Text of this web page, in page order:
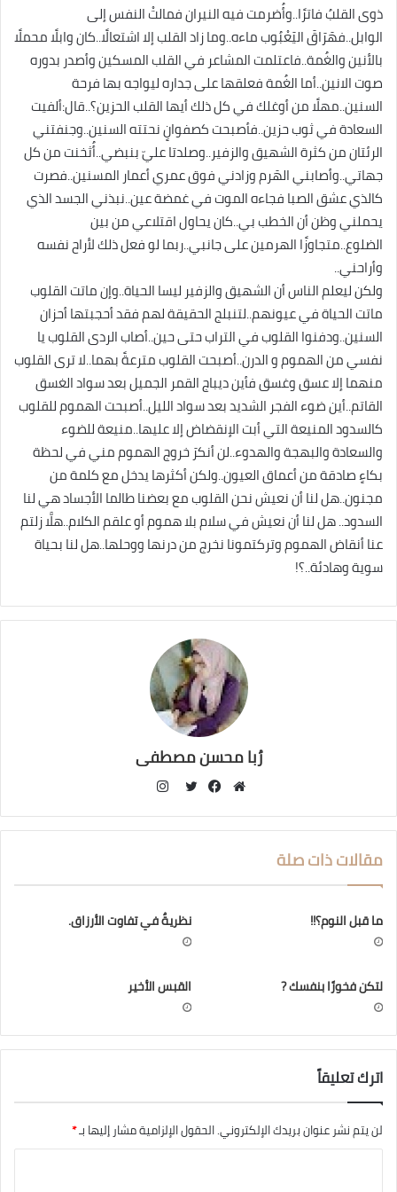
ذوى القلبُ فاترًا..وأُضرمت فيه النيران فمالتْ النفس إلى
الوابل..فهَرَاقَ اليَعْبُوب ماءه..وما زاد القلب إلا اشتعالًا..كان وابلًا محملًا
بالأنين والغُمة..فاعتلمت المشاعر في القلب المسكين وأصدر بدوره
صوت الانين..أما الغُمة فعلقها على جداره ليواجه بها فرحة
السنين..مهلًا من أوغلك في كل ذلك أيها القلب الحزين؟..قال:ألفيت
السعادة في ثوب حزين..فأصبحت كصفوانٍ نحتته السنين..وجنفتني
الرئتان من كثرة الشهيق والزفير..وصلدتا عليّ بنبضي..أُثخنت من كل
جهاتي..وأصابني الهَرم وزادني فوق عمري أعمار المسنين..فصرت
كالذي عشق الصبا فجاءه الموت في غمضة عين..نبذني الجسد الذي
يحملني وظن أن الخطب بي..كان يحاول اقتلاعي من بين
الضلوع..متجاوزًا الهرمين على جانبي..ربما لو فعل ذلك لأراح نفسه
وأراحني..
ولكن ليعلم الناس أن الشهيق والزفير ليسا الحياة..وإن ماتت القلوب
ماتت الحياة في عيونهم..لتنبلج الحقيقة لهم فقد أحجبتها أحزان
السنين..ودفنوا القلوب في التراب حتى حين..أصاب الردى القلوب يا
نفسي من الهموم و الدرن..أصبحت القلوب مترعةً بهما..لا ترى القلوب
منهما إلا عسق وغسق فأين ديباج القمر الجميل بعد سواد الغسق
القاتم..أين ضوء الفجر الشديد بعد سواد الليل..أصبحت الهموم للقلوب
كالسدود المنيعة التي أبت الإنقضاض إلا عليها..منيعة للضوء
والسعادة والبهجة والهدوء..لن أنكرَ خروج الهموم مني في لحظة
بكاءٍ صادقة من أعماق العيون..ولكن أكثرها يدخل مع كلمة من
مجنون..هل لنا أن نعيش نحن القلوب مع بعضنا طالما الأجساد هي لنا
السدود.. هل لنا أن نعيش في سلام بلا هموم أو علقم الكلام..هلَّا زلتم
عنا أنقاض الهموم وتركتمونا نخرج من درنها ووحلها..هل لنا بحياة
سوية وهادئة..؟!
رُبا محسن مصطفى
الويب
مقالات ذات صلة
ما قبل النوم؟!! نظريةٌ في تفاوت الأرزاق.
لتكن فخورًا بنفسك ? القبس الأخير
اترك تعليقاً
لن يتم نشر عنوان بريدك الإلكتروني.الحقول الإلزامية مشار إليها بـ*